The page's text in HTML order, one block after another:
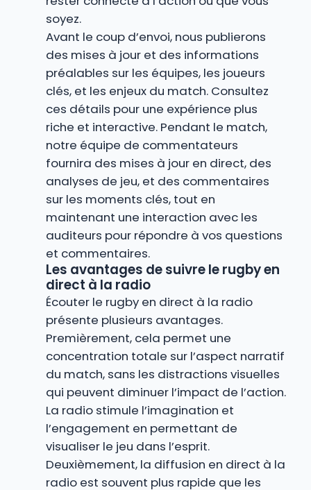
soyez.
Avant le coup d’envoi, nous publierons
des mises à jour et des informations
préalables sur les équipes, les joueurs
clés, et les enjeux du match. Consultez
ces détails pour une expérience plus
riche et interactive. Pendant le match,
notre équipe de commentateurs
fournira des mises à jour en direct, des
analyses de jeu, et des commentaires
sur les moments clés, tout en
maintenant une interaction avec les
auditeurs pour répondre à vos questions
et commentaires.
Les avantages de suivre le rugby en
direct à la radio
Écouter le rugby en direct à la radio
présente plusieurs avantages.
Premièrement, cela permet une
concentration totale sur l’aspect narratif
du match, sans les distractions visuelles
qui peuvent diminuer l’impact de l’action.
La radio stimule l’imagination et
l’engagement en permettant de
visualiser le jeu dans l’esprit.
Deuxièmement, la diffusion en direct à la
radio est souvent plus rapide que les